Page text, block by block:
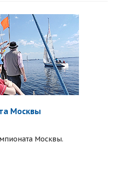
Москвы
Москвы.